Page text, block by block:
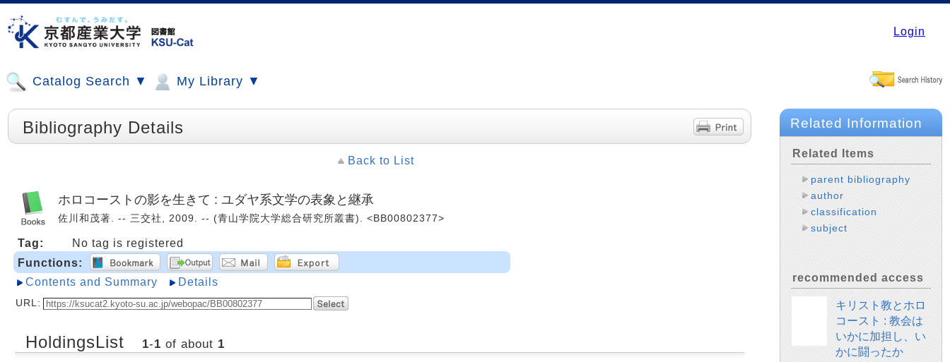
Login
Catalog Search ▼ My Library ▼
Bibliography Details
Back to List
ホロコーストの影を生きて : ユダヤ系文学の表象と継承
佐川和茂著. -- 三交社, 2009. -- (青山学院大学総合研究所叢書). <BB00802377>
Tag:
No tag is registered
Functions:
Contents and Summary
Details
URL:
HoldingsList 1-1 of about 1
Related Information
Related Items
parent bibliography
author
classification
subject
recommended access
キリスト教とホロ
コースト : 教会は
いかに加担し、い
かに闘ったか